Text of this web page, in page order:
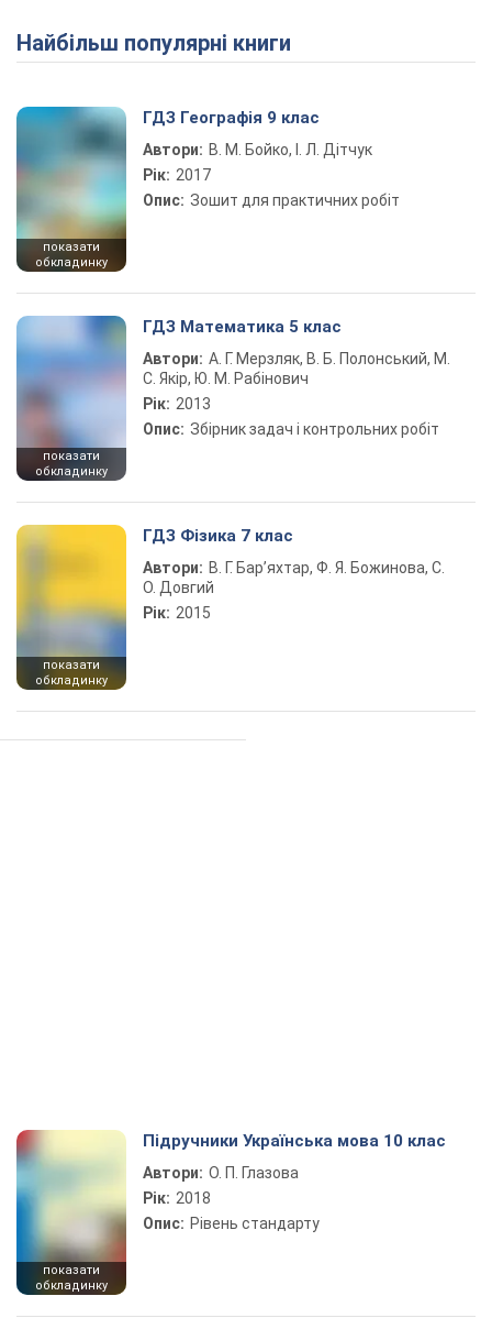
Найбільш популярні книги
показати
обкладинку
ГДЗ Географія 9 клас
Автори: В. М. Бойко, І. Л. Дітчук
Рік: 2017
Опис: Зошит для практичних робіт
показати
обкладинку
ГДЗ Математика 5 клас
Автори: А. Г. Мерзляк, В. Б. Полонський, М.
С. Якір, Ю. М. Рабінович
Рік: 2013
Опис: Збірник задач і контрольних робіт
показати
обкладинку
ГДЗ Фізика 7 клас
Автори: В. Г. Бар’яхтар, Ф. Я. Божинова, С.
О. Довгий
Рік: 2015
показати
обкладинку
Підручники Українська мова 10 клас
Автори: О. П. Глазова
Рік: 2018
Опис: Рівень стандарту